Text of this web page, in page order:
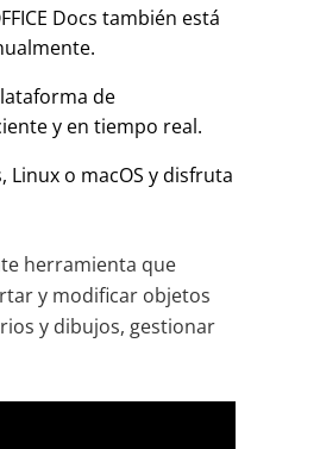
Docs también está
de
y en tiempo real.
Linux o macOS y disfruta
herramienta que
y modificar objetos
y dibujos, gestionar